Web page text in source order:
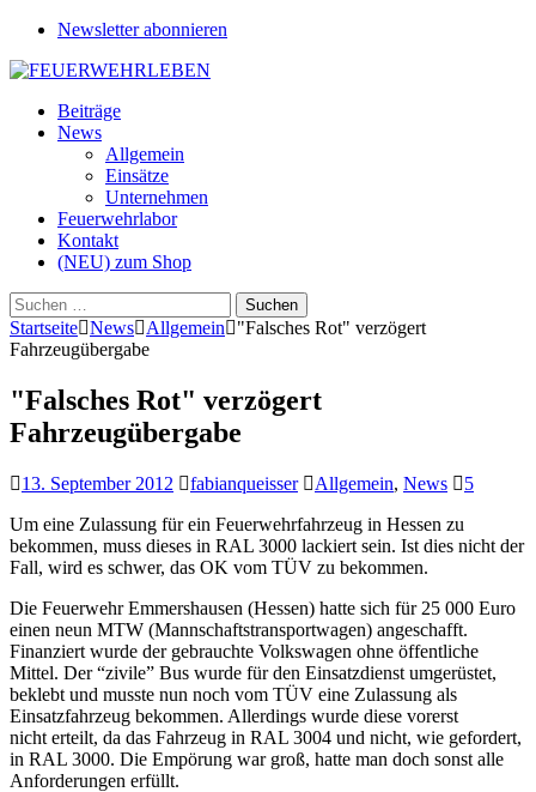
Newsletter abonnieren
Beiträge
News
Allgemein
Einsätze
Unternehmen
Feuerwehrlabor
Kontakt
(NEU) zum Shop
Suchen
nach:
Startseite News Allgemein
"Falsches Rot" verzögert
Fahrzeugübergabe
"Falsches Rot" verzögert
Fahrzeugübergabe
13. September 2012 fabianqueisser Allgemein, News
5
Um eine Zulassung für ein Feuerwehrfahrzeug in Hessen zu
bekommen, muss dieses in RAL 3000 lackiert sein. Ist dies nicht der
Fall, wird es schwer, das OK vom TÜV zu bekommen.
Die Feuerwehr Emmershausen (Hessen) hatte sich für 25 000 Euro
einen neun MTW (Mannschaftstransportwagen) angeschafft.
Finanziert wurde der gebrauchte Volkswagen ohne öffentliche
Mittel. Der “zivile” Bus wurde für den Einsatzdienst umgerüstet,
beklebt und musste nun noch vom TÜV eine Zulassung als
Einsatzfahrzeug bekommen. Allerdings wurde diese vorerst
nicht erteilt, da das Fahrzeug in RAL 3004 und nicht, wie gefordert,
in RAL 3000. Die Empörung war groß, hatte man doch sonst alle
Anforderungen erfüllt.